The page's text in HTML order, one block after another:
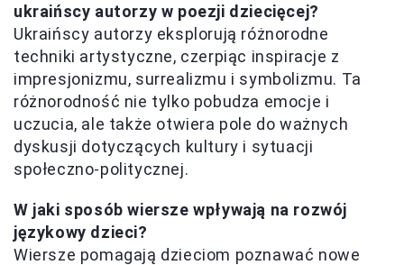
ukraińscy autorzy w poezji dziecięcej?
Ukraińscy autorzy eksplorują różnorodne
techniki artystyczne, czerpiąc inspiracje z
impresjonizmu, surrealizmu i symbolizmu. Ta
różnorodność nie tylko pobudza emocje i
uczucia, ale także otwiera pole do ważnych
dyskusji dotyczących kultury i sytuacji
społeczno-politycznej.
W jaki sposób wiersze wpływają na rozwój
językowy dzieci?
Wiersze pomagają dzieciom poznawać nowe